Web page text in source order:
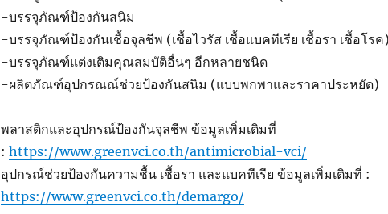
-บรรจุภัณฑ์ป้องกันสนิม
-บรรจุภัณฑ์ป้องกันเชื้อจุลชีพ (เชื้อไวรัส เชื้อแบคทีเรีย เชื้อรา เชื้อโรค)
-บรรจุภัณฑ์แต่งเติมคุณสมบัติอื่นๆ อีกหลายชนิด
-ผลิตภัณฑ์อุปกรณณ์ช่วยป้องกันสนิม (แบบพกพาและราคาประหยัด)
พลาสติกและอุปกรณ์ป้องกันจุลชีพ ข้อมูลเพิ่มเติมที่
: https://www.greenvci.co.th/antimicrobial-vci/
อุปกรณ์ช่วยป้องกันความชื้น เชื้อรา และแบคทีเรีย ข้อมูลเพิ่มเติมที่ :
https://www.greenvci.co.th/demargo/